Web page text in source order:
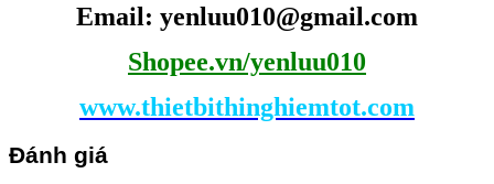
Email: yenluu010@gmail.com
Shopee.vn/yenluu010
www.thietbithinghiemtot.com
Đánh giá